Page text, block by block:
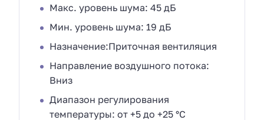
Макс. уровень шума: 45 дБ
Мин. уровень шума: 19 дБ
Назначение:Приточная вентиляция
Направление воздушного потока:
Вниз
Диапазон регулирования
температуры: от +5 до +25 °С